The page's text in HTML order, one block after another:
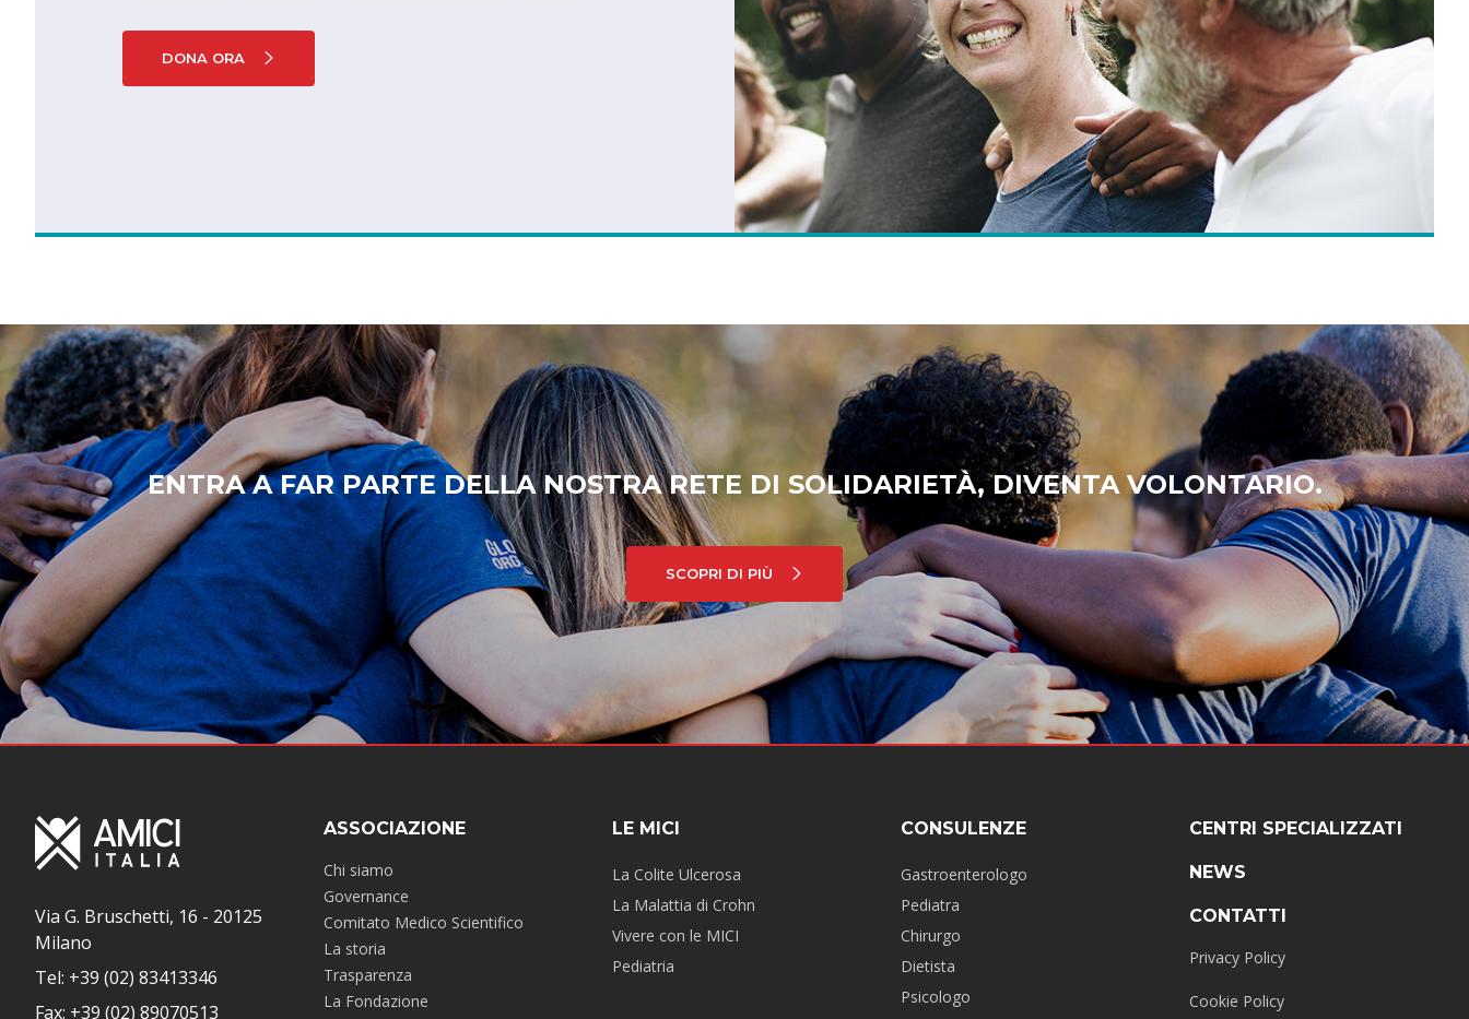
DONA ORA
ENTRA A FAR PARTE DELLA NOSTRA RETE DI SOLIDARIETÀ, DIVENTA VOLONTARIO.
SCOPRI DI PIÙ
Via G. Bruschetti, 16 - 20125
Milano
Tel: +39 (02) 83413346
Fax: +39 (02) 89070513
ASSOCIAZIONE
Chi siamo
Governance
Comitato Medico Scientifico
La storia
Trasparenza
La Fondazione
LE MICI
La Colite Ulcerosa
La Malattia di Crohn
Vivere con le MICI
Pediatria
CONSULENZE
Gastroenterologo
Pediatra
Chirurgo
Dietista
Psicologo
CENTRI SPECIALIZZATI
NEWS
CONTATTI
Privacy Policy
Cookie Policy